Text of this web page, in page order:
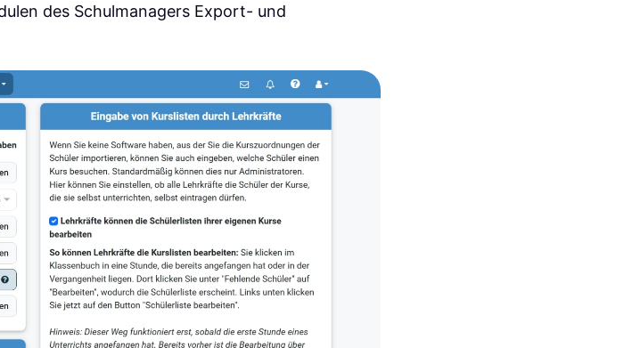
des Schulmanagers Export- und